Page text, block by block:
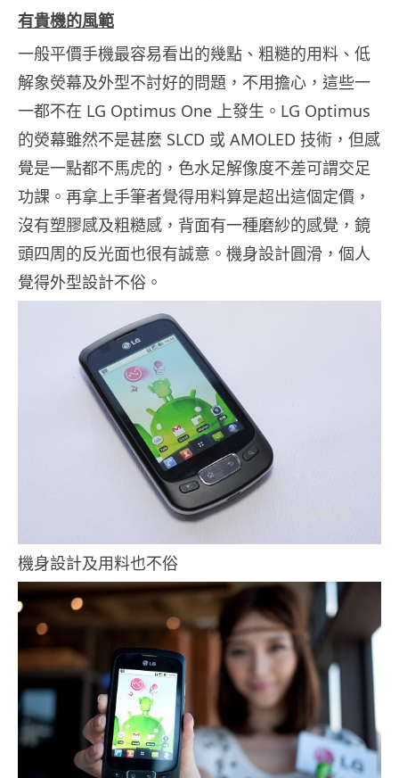
有貴機的風範
一般平價手機最容易看出的幾點、粗糙的用料、低
解象熒幕及外型不討好的問題，不用擔心，這些一
一都不在 LG Optimus One 上發生。LG Optimus
的熒幕雖然不是甚麼 SLCD 或 AMOLED 技術，但感
覺是一點都不馬虎的，色水足解像度不差可謂交足
功課。再拿上手筆者覺得用料算是超出這個定價，
沒有塑膠感及粗糙感，背面有一種磨紗的感覺，鏡
頭四周的反光面也很有誠意。機身設計圓滑，個人
覺得外型設計不俗。
機身設計及用料也不俗